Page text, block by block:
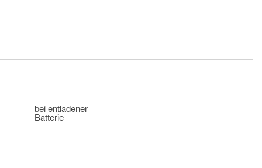
bei entladener
Batterie